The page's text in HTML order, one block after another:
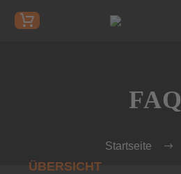
FAQ
Startseite
ÜBERSICHT